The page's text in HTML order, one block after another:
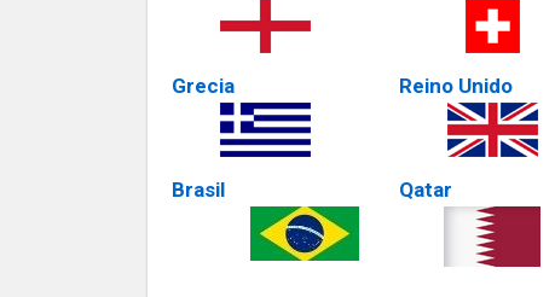
Grecia
Brasil
Reino Unido
Qatar